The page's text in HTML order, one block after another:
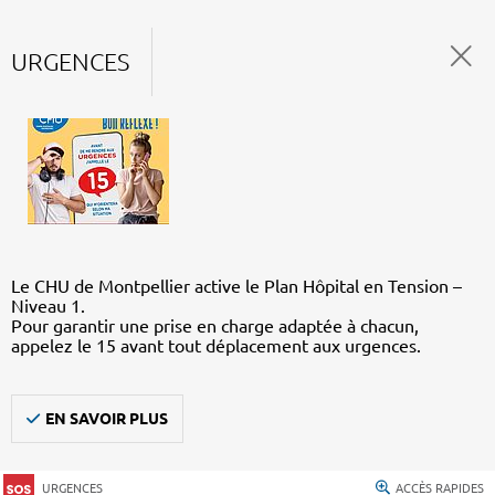
URGENCES
Le CHU de Montpellier active le Plan Hôpital en Tension –
Niveau 1.
Pour garantir une prise en charge adaptée à chacun,
appelez le 15 avant tout déplacement aux urgences.
EN SAVOIR PLUS
URGENCES ACCÈS RAPIDES